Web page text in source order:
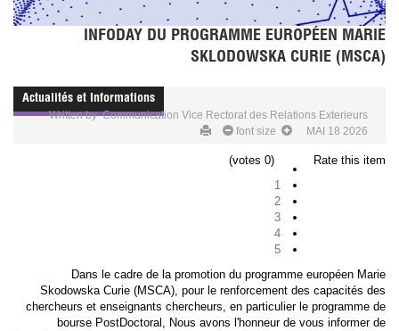
INFODAY DU PROGRAMME EUROPÉEN MARIE
SKLODOWSKA CURIE (MSCA)
Actualités et Informations
Written byCommunication Vice Rectorat des Relations Exterieurs
MAI 18 2026
font size
Rate this item
1
2
3
4
5
(0 votes)
Dans le cadre de la promotion du programme européen Marie
Skodowska Curie (MSCA), pour le renforcement des capacités des
chercheurs et enseignants chercheurs, en particulier le programme de
bourse PostDoctoral, Nous avons l'honneur de vous informer de